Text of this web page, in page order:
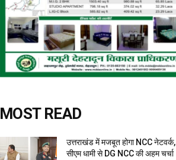
MOST READ
उत्तराखंड में मजबूत होगा NCC नेटवर्क,
सीएम धामी से DG NCC की अहम चर्चा